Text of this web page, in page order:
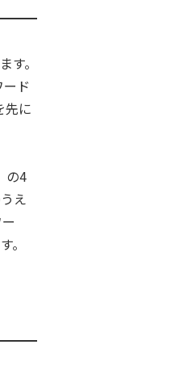
す。
ド
先に
の4
え
。